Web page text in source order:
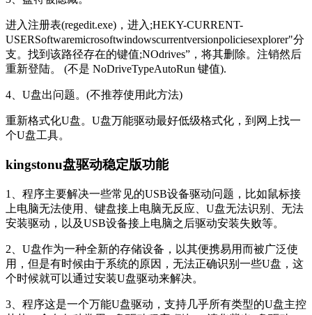
进入注册表(regedit.exe)，进入;HEKY-CURRENT-
USERSoftwaremicrosoftwindowscurrentversionpoliciesexplorer"分
支。找到该路径存在的键值;NOdrives”，将其删除。注销然后
重新登陆。 (不是 NoDriveTypeAutoRun 键值).
4、U盘出问题。(不推荐使用此方法)
重新格式化U盘。U盘万能驱动最好低级格式化，到网上找一
个U盘工具。
kingstonu盘驱动稳定版功能
1、程序主要解决一些常见的USB设备驱动问题，比如鼠标接
上电脑无法使用、键盘接上电脑无反应、U盘无法识别、无法
安装驱动，以及USB设备接上电脑之后驱动安装失败等。
2、U盘作为一种全新的存储设备，以其便携易用而被广泛使
用，但是有时候由于系统的原因，无法正确识别一些U盘，这
个时候就可以通过安装U盘驱动来解决。
3、程序这是一个万能U盘驱动，支持几乎所有类型的U盘主控